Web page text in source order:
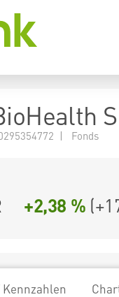
S
| Fonds
+2,38 % (